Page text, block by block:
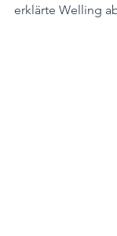
erklärte Welling